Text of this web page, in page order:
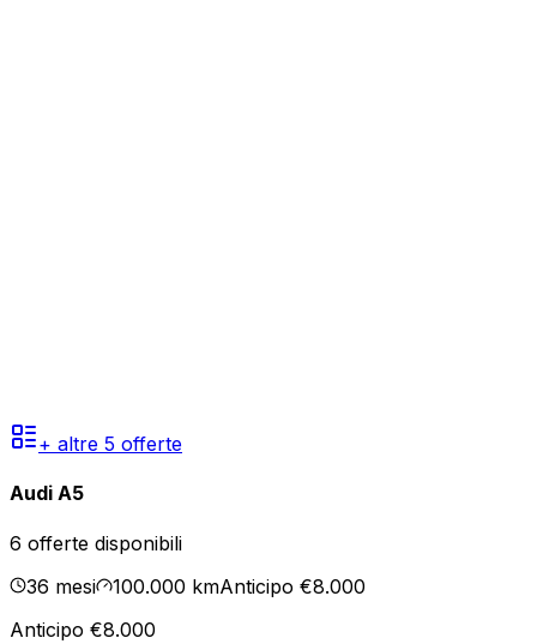
+ altre 5 offerte
Audi A5
6 offerte disponibili
36 mesi 100.000 kmAnticipo €8.000
Anticipo €8.000